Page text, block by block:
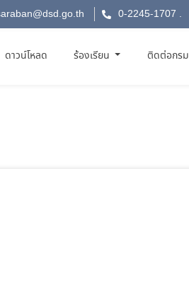
0-2245-1707 .
ดาวน์โหลด ร้องเรียน ติดต่อกรม